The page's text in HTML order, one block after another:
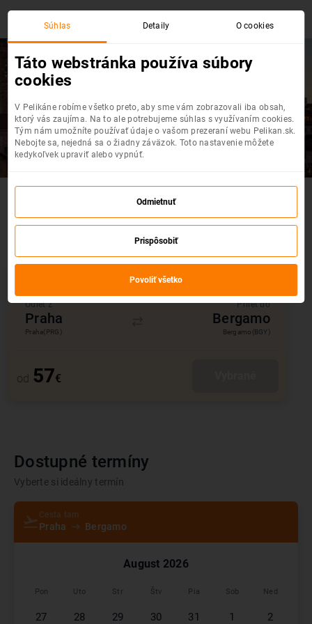
Praha
Top akciové letenky na jednom mieste
Akčné letenky : Praha - Bergamo
Vyberte si z výpredaja leteniek
Odlet z
Praha
Prílet do
Bergamo
Praha(PRG) Bergamo (BGY)
od 57€
Dostupné termíny
Vyberte si ideálny termín
Cesta tam
Praha Bergamo
August 2026
Pon Uto Str Štv Pia Sob Ned
27 28 29 30 31 1 2
Súhlas Detaily O cookies
Táto webstránka používa súbory
cookies
V Pelikáne robíme všetko preto, aby sme vám zobrazovali iba obsah,
ktorý vás zaujíma. Na to ale potrebujeme súhlas s využívaním cookies.
Tým nám umožníte používať údaje o vašom prezeraní webu Pelikan.sk.
Nebojte sa, nejedná sa o žiadny záväzok. Toto nastavenie môžete
kedykoľvek upraviť alebo vypnúť.
Odmietnuť
Prispôsobiť
Povoliť všetko